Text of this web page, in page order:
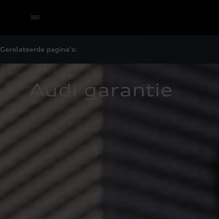
Selecteer een dealer
Gerelateerde pagina's:
Audi garantie